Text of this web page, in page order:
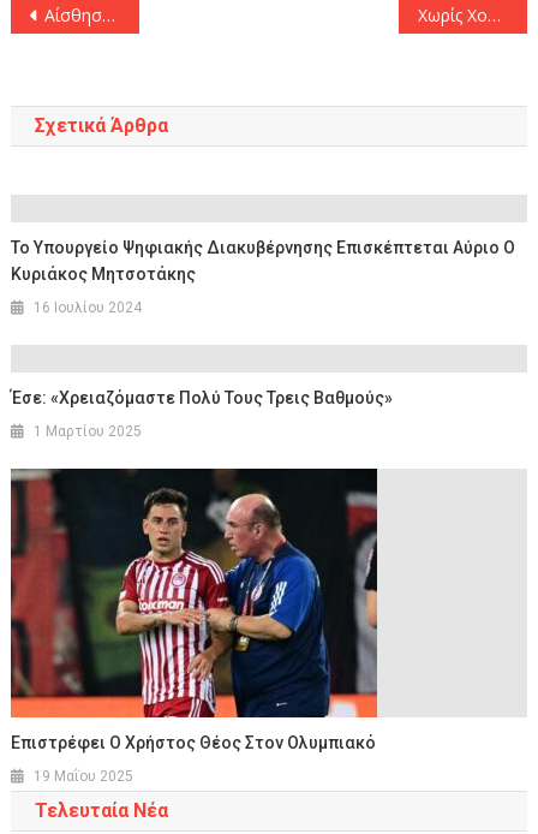
Πλοήγηση
Αίσθηση με τον Λάζαρ Τσίροβιτς ο ΟΦΗ Χωρίς Χολ και Νιλικίνα η 12άδα του Ολυμπιακού
Σχετικά Άρθρα
Το Υπουργείο Ψηφιακής Διακυβέρνησης Επισκέπτεται Αύριο Ο
Κυριάκος Μητσοτάκης
16 Ιουλίου 2024
Έσε: «Χρειαζόμαστε Πολύ Τους Τρεις Βαθμούς»
1 Μαρτίου 2025
Επιστρέφει Ο Χρήστος Θέος Στον Ολυμπιακό
19 Μαΐου 2025
Τελευταία Νέα